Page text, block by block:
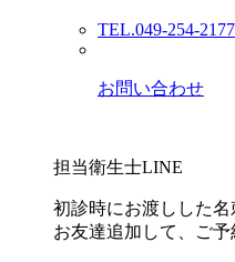
TEL.049-254-2177
お問い合わせ
担当衛生士LINE
初診時にお渡しした
お友達追加して、ご予